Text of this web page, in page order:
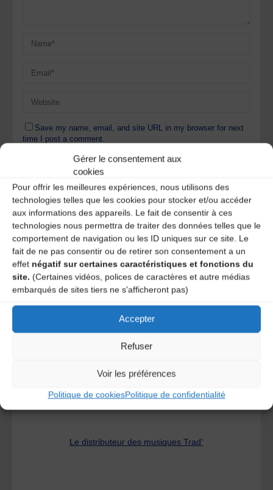
Gérer le consentement aux
cookies
Pour offrir les meilleures expériences, nous utilisons des
technologies telles que les cookies pour stocker et/ou accéder
aux informations des appareils. Le fait de consentir à ces
technologies nous permettra de traiter des données telles que le
comportement de navigation ou les ID uniques sur ce site. Le
fait de ne pas consentir ou de retirer son consentement a un
effet négatif sur certaines caractéristiques et fonctions du
site. (Certaines vidéos, polices de caractères et autre médias
embarqués de sites tiers ne s'afficheront pas)
Accepter
Refuser
Voir les préférences
Politique de cookiesPolitique de confidentialité
Save my name, email, and site URL in my browser for next
time I post a comment.
Ce site utilise Akismet pour réduire les indésirables.En
savoir plus sur la façon dont les données de vos
commentaires sont traitées
A DECOUVRIR :
Le distributeur des musiques Trad'